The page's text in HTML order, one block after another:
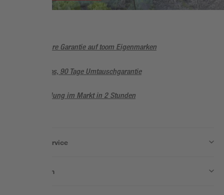
5 Jahre Garantie auf toom Eigenmarken
Sorglos, 90 Tage Umtauschgarantie
Abholung im Markt in 2 Stunden
Wissen & Service
Unternehmen